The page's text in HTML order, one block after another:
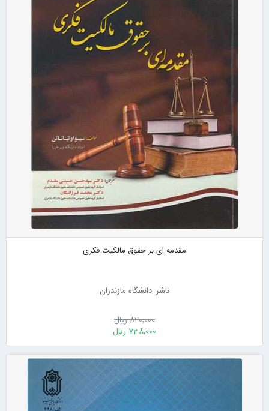
مقدمه ای بر حقوق مالکیت فکری
ناشر: دانشگاه مازندران
820٬000 ریال
738٬000 ریال